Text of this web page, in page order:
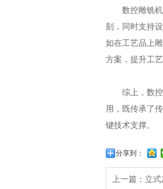
数控雕铣机
刻，同时支持
如在工艺品上
方案，提升工
综上，数控
用，既传承了
键技术支撑。
分享到：
上一篇：立